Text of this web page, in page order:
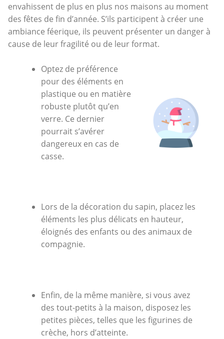
envahissent de plus en plus nos maisons au moment
des fêtes de fin d’année. S’ils participent à créer une
ambiance féerique, ils peuvent présenter un danger à
cause de leur fragilité ou de leur format.
Optez de préférence
pour des éléments en
plastique ou en matière
robuste plutôt qu’en
verre. Ce dernier
pourrait s’avérer
dangereux en cas de
casse.
Lors de la décoration du sapin, placez les
éléments les plus délicats en hauteur,
éloignés des enfants ou des animaux de
compagnie.
Enfin, de la même manière, si vous avez
des tout-petits à la maison, disposez les
petites pièces, telles que les figurines de
crèche, hors d’atteinte.